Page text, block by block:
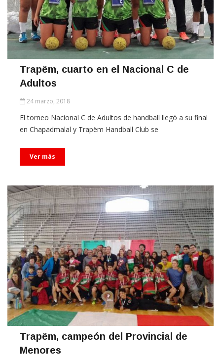
Trapëm, cuarto en el Nacional C de
Adultos
24 marzo, 2018
El torneo Nacional C de Adultos de handball llegó a su final
en Chapadmalal y Trapëm Handball Club se
Ver más
Trapëm, campeón del Provincial de
Menores